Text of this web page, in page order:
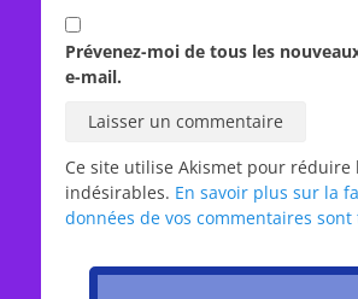
Prévenez-moi de tous les
e-mail.
Ce site utilise Akismet pour réduire
indésirables. En savoir plus sur la
données de vos commentaires sont